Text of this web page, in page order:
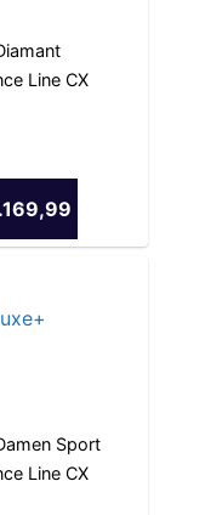
Line CX
Sport
Line CX